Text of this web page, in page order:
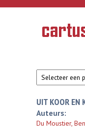
Overslaan en naar de
Geschiedenis
van de
UIT KOOR EN
Auteurs:
Du Moustier,